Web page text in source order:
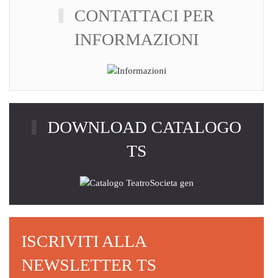
CONTATTACI PER
INFORMAZIONI
DOWNLOAD CATALOGO
TS
ISCRIVITI ALLA
NEWSLETTER TS